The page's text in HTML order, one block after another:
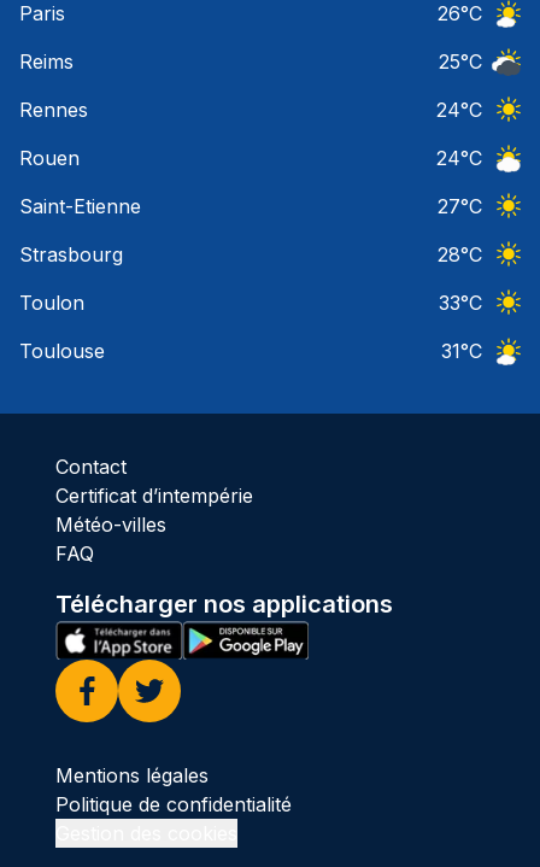
Paris
26°C
Reims
25°C
Rennes
24°C
Rouen
24°C
Saint-Etienne
27°C
Strasbourg
28°C
Toulon
33°C
Toulouse
31°C
Contact
Certificat d’intempérie
Météo-villes
FAQ
Télécharger nos applications
Facebook
Twitter
Mentions légales
Politique de confidentialité